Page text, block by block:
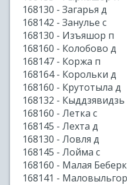
168130 - Загарья д
168142 - Занулье с
168130 - Изъяшор п
168160 - Колобово д
168147 - Коржа п
168164 - Корольки д
168160 - Крутотыла д
168132 - Кыддзявидзь
168160 - Летка с
168145 - Лехта д
168130 - Ловля д
168145 - Лойма с
168160 - Малая
168141 -